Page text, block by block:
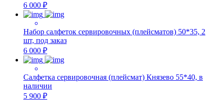
6 000 ₽
Набор салфеток сервировочных (плейсматов) 50*35, 2
шт, под заказ
6 000 ₽
Салфетка сервировочная (плейсмат) Князево 55*40, в
наличии
5 900 ₽